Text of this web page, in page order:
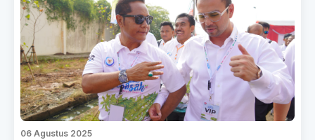
06 Agustus 2025